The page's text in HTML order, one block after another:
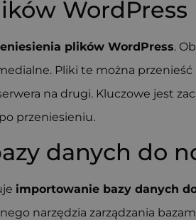
WordPress
plików WordPress.
Pliki te można przenieść
na drugi. Kluczowe jest
przeniesieniu.
danych do
importowanie bazy danych
narzędzia zarządzania